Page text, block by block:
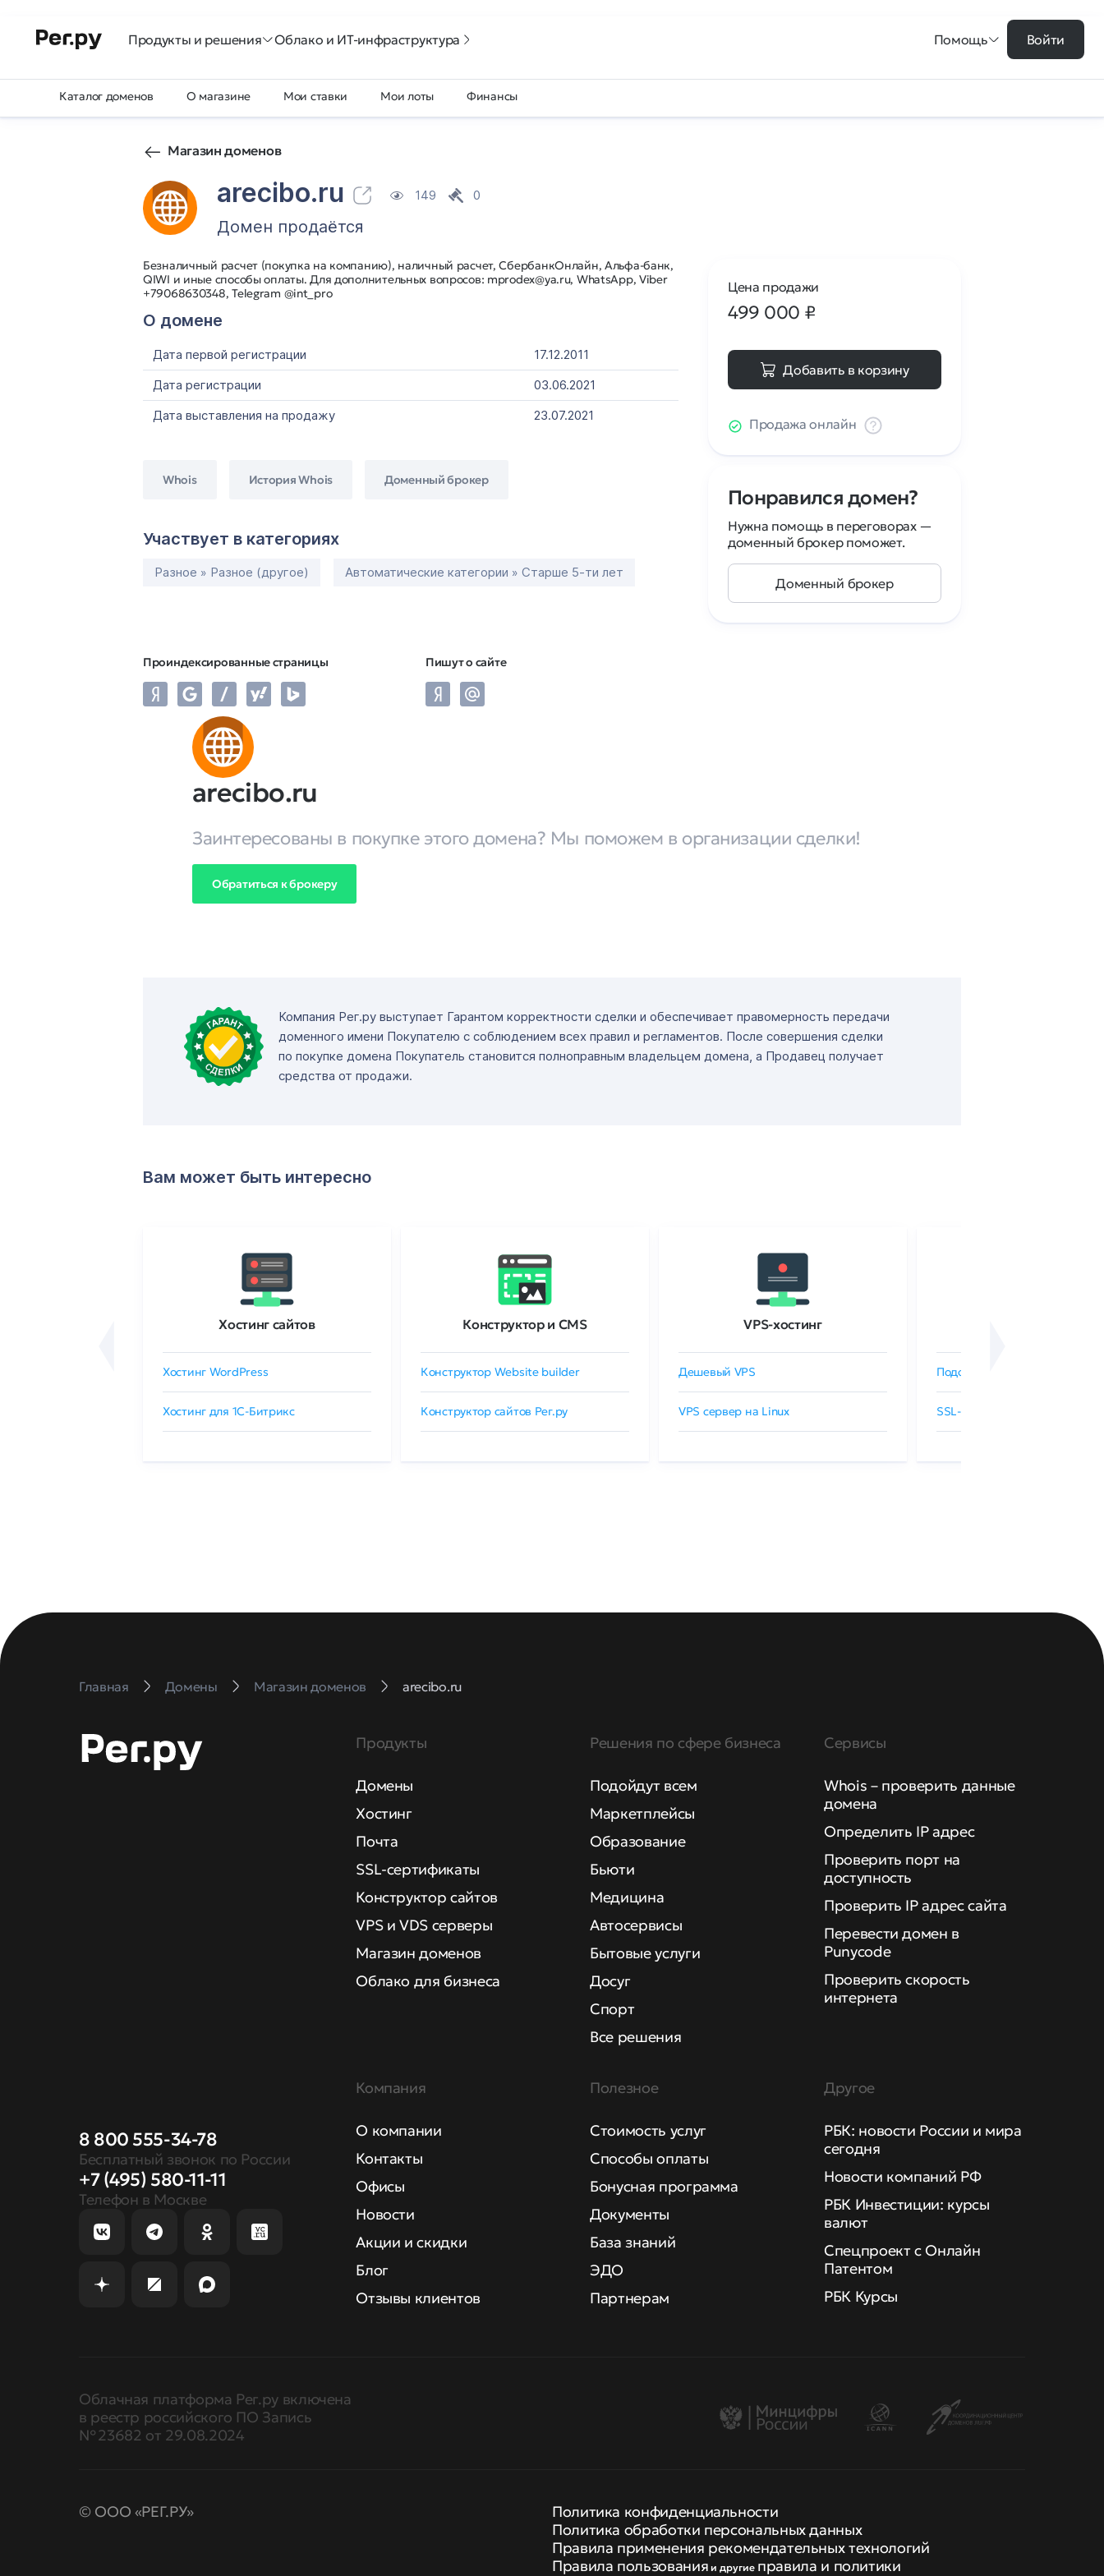
Продукты и решения Облако и ИТ-инфраструктура Помощь Войти
Каталог доменов О магазине Мои ставки Мои лоты Финансы
Магазин доменов
arecibo.ru 149 0
Домен продаётся
Безналичный расчет (покупка на компанию), наличный расчет, СбербанкОнлайн, Альфа-банк,
QIWI и иные способы оплаты. Для дополнительных вопросов: mprodex@ya.ru, WhatsApp, Viber
+79068630348, Telegram @int_pro
О домене
Дата первой регистрации
17.12.2011
Дата регистрации
03.06.2021
Дата выставления на продажу
23.07.2021
Whois История Whois Доменный брокер
Участвует в категориях
Разное » Разное (другое) Автоматические категории » Старше 5-ти лет
Проиндексированные страницы Пишут о сайте
Цена продажи
499 000 ₽
Добавить в корзину
Продажа онлайн
Понравился домен?
Нужна помощь в переговорах —
доменный брокер поможет.
Доменный брокер
arecibo.ru
Заинтересованы в покупке этого домена? Мы поможем в организации сделки!
Обратиться к брокеру
Компания Рег.ру выступает Гарантом корректности сделки и обеспечивает правомерность передачи
доменного имени Покупателю с соблюдением всех правил и регламентов. После совершения сделки
по покупке домена Покупатель становится полноправным владельцем домена, а Продавец получает
средства от продажи.
Вам может быть интересно
Хостинг сайтов
Хостинг WordPress
Хостинг для 1C-Битрикс
Конструктор и CMS
Конструктор Website builder
Конструктор сайтов Рег.ру
VPS-хостинг
Дешевый VPS
VPS сервер на Linux
Подобрать SSL-сертификат
SSL-сертификаты GlobalSign
Главная Домены Магазин доменов arecibo.ru
8 800 555-34-78
Бесплатный звонок по России
+7 (495) 580-11-11
Телефон в Москве
Продукты
Домены
Хостинг
Почта
SSL-сертификаты
Конструктор сайтов
VPS и VDS серверы
Магазин доменов
Облако для бизнеса
Решения по сфере бизнеса
Подойдут всем
Маркетплейсы
Образование
Бьюти
Медицина
Автосервисы
Бытовые услуги
Досуг
Спорт
Все решения
Сервисы
Whois – проверить данные
домена
Определить IP адрес
Проверить порт на
доступность
Проверить IP адрес сайта
Перевести домен в
Punycode
Проверить скорость
интернета
Компания
О компании
Контакты
Офисы
Новости
Акции и скидки
Блог
Отзывы клиентов
Полезное
Стоимость услуг
Способы оплаты
Бонусная программа
Документы
База знаний
ЭДО
Партнерам
Другое
РБК: новости России и мира
сегодня
Новости компаний РФ
РБК Инвестиции: курсы
валют
Спецпроект с Онлайн
Патентом
РБК Курсы
Облачная платформа Рег.ру включена
в реестр российского ПО Запись
№ 23682 от 29.08.2024
© ООО «РЕГ.РУ»
Политика конфиденциальности
Политика обработки персональных данных
Правила применения рекомендательных технологий
Правила пользования и другие правила и политики